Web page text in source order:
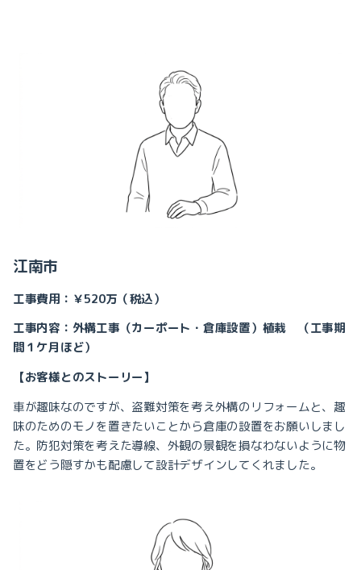
江南市
工事費用：￥520万（税込）
工事内容：外構工事（カーポート・倉庫設置）植栽 （工事期
間１ケ月ほど）
【お客様とのストーリー】
車が趣味なのですが、盗難対策を考え外構のリフォームと、趣
味のためのモノを置きたいことから倉庫の設置をお願いしまし
た。防犯対策を考えた導線、外観の景観を損なわないように物
置をどう隠すかも配慮して設計デザインしてくれました。